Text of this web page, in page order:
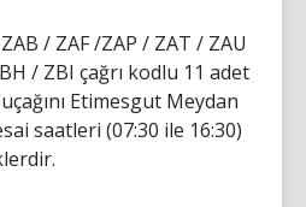
/ ZAF /ZAP / ZAT / ZAU
/ ZBI çağrı kodlu 11 adet
Etimesgut Meydan
saatleri (07:30 ile 16:30)